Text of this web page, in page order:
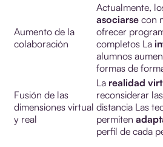
Aumento de la
colaboración
Actualmente,
asociarse con
ofrecer
completos La
alumnos
formas de
Fusión de las
dimensiones virtual
y real
La realidad
reconsiderar
distancia Las
permiten
perfil de cada